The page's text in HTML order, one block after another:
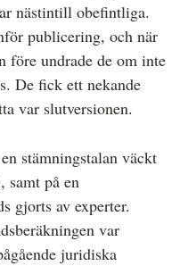
nästintill obefintliga.
publicering, och när
undrade de om inte
De fick ett nekande
var slutversionen.
stämningstalan väckt
samt på en
gjorts av experter.
var
juridiska